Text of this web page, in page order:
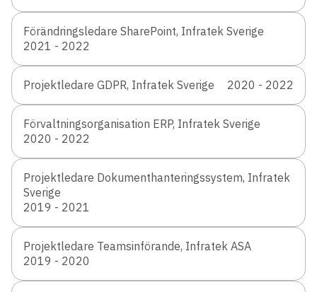
Förändringsledare SharePoint, Infratek Sverige
2021 - 2022
Projektledare GDPR, Infratek Sverige 2020 - 2022
Förvaltningsorganisation ERP, Infratek Sverige
2020 - 2022
Projektledare Dokumenthanteringssystem, Infratek
Sverige
2019 - 2021
Projektledare Teamsinförande, Infratek ASA
2019 - 2020